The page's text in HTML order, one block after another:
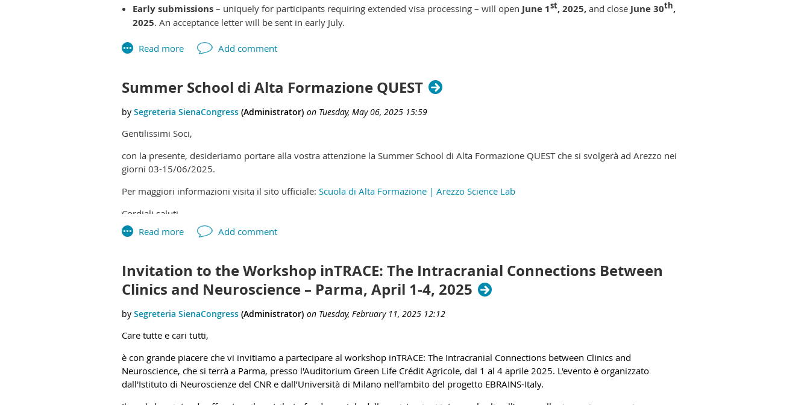
Early submissions – uniquely for participants requiring extended visa processing – will open June 1st, 2025, and close June 30th,
2025. An acceptance letter will be sent in early July.
Regular submissionswill open in
longitudinal research projects investigating human development. Please note that only a portion of the available presentation slots have
been reserved for abstracts submitted during the Early Submission phase.
For further information, and to submit abstracts, please see our website:https://lifehistoryresearchsociety.com/
The Life History Research Society Meeting 2026 will take place from
will be available for trainees who are not funded to attend conferences, especially from the Global South – more information will be
available soon.
Summer School di Alta Formazione QUEST
Gentilissimi Soci,
con la presente, desideriamo portare alla vostra attenzione la Summer School di Alta Formazione QUEST che si svolgerà ad Arezzo nei
giorni 03-15/06/2025.
Per maggiori informazioni visita il sito ufficiale: Scuola di Alta Formazione | Arezzo Science Lab
Cordiali saluti,
Segreteria SIPF
Invitation to the Workshop inTRACE: The Intracranial Connections Between
Clinics and Neuroscience – Parma, April 1-4, 2025
Care tutte e cari tutti,
è con grande piacere che vi invitiamo a partecipare al workshop inTRACE: The Intracranial Connections between Clinics and
Neuroscience, che si terrà a Parma, presso l'Auditorium Green Life Crédit Agricole, dal 1 al 4 aprile 2025. L'evento è organizzato
dall'Istituto di Neuroscienze del CNR e dall’Università di Milano nell'ambito del progetto EBRAINS-Italy.